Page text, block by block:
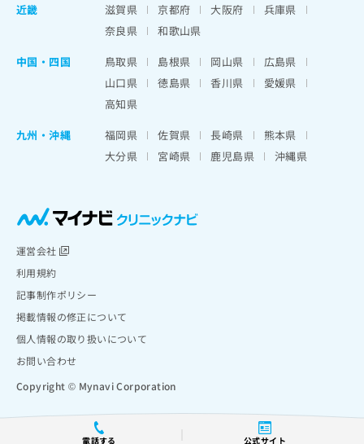
電話する 公式サイト
近畿
滋賀県 京都府 大阪府
兵庫県
奈良県
和歌山県
中国・四国
鳥取県 島根県 岡山県
広島県
山口県
徳島県 香川県
愛媛県
高知県
九州・沖縄
福岡県 佐賀県 長崎県
熊本県
大分県
宮崎県 鹿児島県 沖縄県
運営会社
利用規約
記事制作ポリシー
掲載情報の修正について
個人情報の取り扱いについて
お問い合わせ
Copyright © Mynavi Corporation